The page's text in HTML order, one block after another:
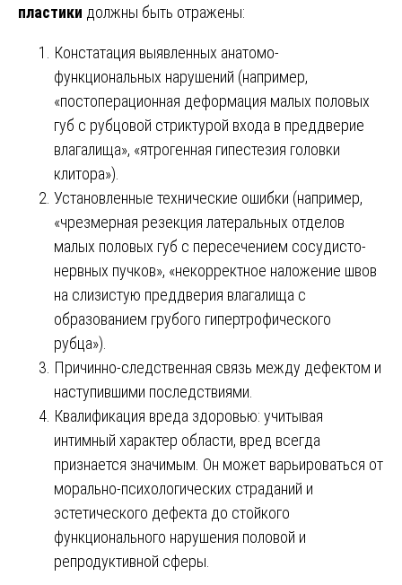
пластики должны быть отражены:
Констатация выявленных анатомо-
функциональных нарушений (например,
«постоперационная деформация малых половых
губ с рубцовой стриктурой входа в преддверие
влагалища», «ятрогенная гипестезия головки
клитора»).
Установленные технические ошибки (например,
«чрезмерная резекция латеральных отделов
малых половых губ с пересечением сосудисто-
нервных пучков», «некорректное наложение швов
на слизистую преддверия влагалища с
образованием грубого гипертрофического
рубца»).
Причинно-следственная связь между дефектом и
наступившими последствиями.
Квалификация вреда здоровью: учитывая
интимный характер области, вред всегда
признается значимым. Он может варьироваться от
морально-психологических страданий и
эстетического дефекта до стойкого
функционального нарушения половой и
репродуктивной сферы.